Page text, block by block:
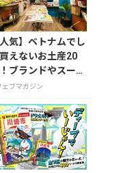
人気】ベトナムでし
えないお土産20
ブランドやスーパ
のお菓子や雑貨まで
ェブマガジン